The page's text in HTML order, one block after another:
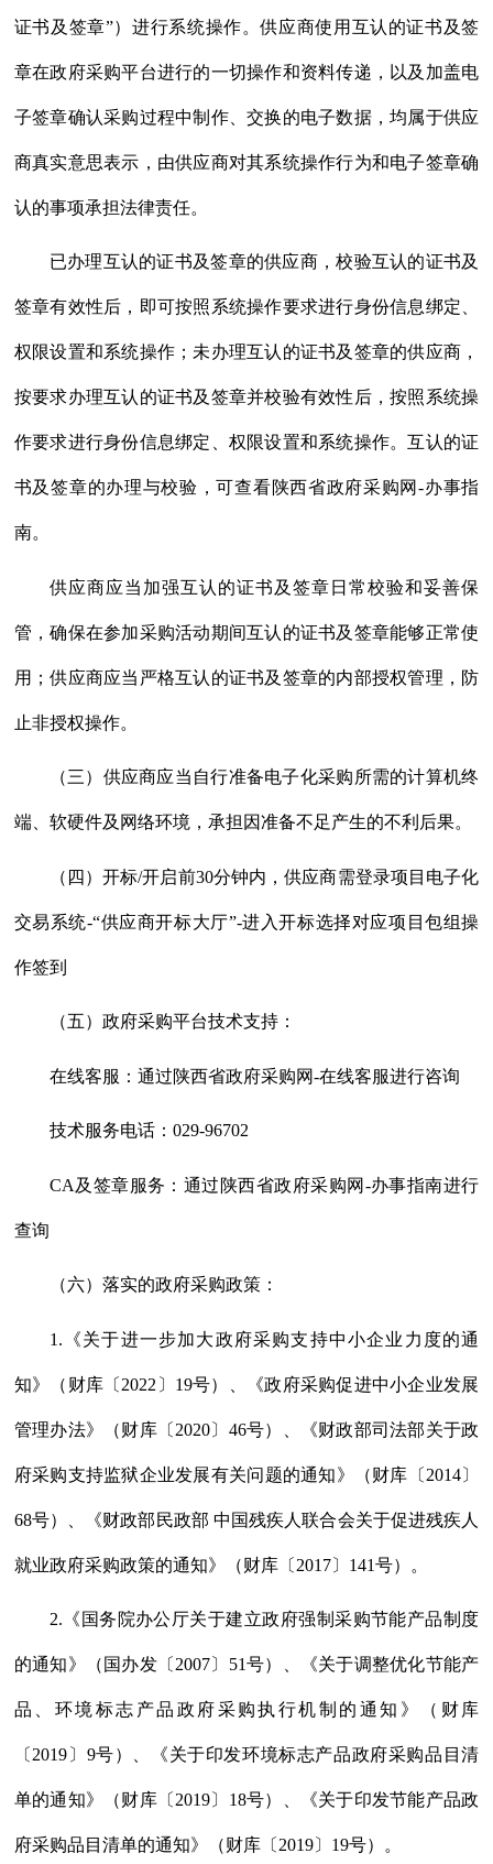
证书及签章”）进行系统操作。供应商使用互认的证书及签
章在政府采购平台进行的一切操作和资料传递，以及加盖电
子签章确认采购过程中制作、交换的电子数据，均属于供应
商真实意思表示，由供应商对其系统操作行为和电子签章确
认的事项承担法律责任。
已办理互认的证书及签章的供应商，校验互认的证书及
签章有效性后，即可按照系统操作要求进行身份信息绑定、
权限设置和系统操作；未办理互认的证书及签章的供应商，
按要求办理互认的证书及签章并校验有效性后，按照系统操
作要求进行身份信息绑定、权限设置和系统操作。互认的证
书及签章的办理与校验，可查看陕西省政府采购网-办事指
南。
供应商应当加强互认的证书及签章日常校验和妥善保
管，确保在参加采购活动期间互认的证书及签章能够正常使
用；供应商应当严格互认的证书及签章的内部授权管理，防
止非授权操作。
（三）供应商应当自行准备电子化采购所需的计算机终
端、软硬件及网络环境，承担因准备不足产生的不利后果。
（四）开标/开启前30分钟内，供应商需登录项目电子化
交易系统-“供应商开标大厅”-进入开标选择对应项目包组操
作签到
（五）政府采购平台技术支持：
在线客服：通过陕西省政府采购网-在线客服进行咨询
技术服务电话： 029-96702
CA及签章服务：通过陕西省政府采购网-办事指南进行
查询
（六）落实的政府采购政策：
1.《关于进一步加大政府采购支持中小企业力度的通
知》（财库〔2022〕19号）、《政府采购促进中小企业发展
管理办法》（财库〔2020〕46号）、《财政部司法部关于政
府采购支持监狱企业发展有关问题的通知》（财库〔2014〕
68号）、《财政部民政部 中国残疾人联合会关于促进残疾人
就业政府采购政策的通知》（财库〔2017〕141号）。
2.《国务院办公厅关于建立政府强制采购节能产品制度
的通知》（国办发〔2007〕51号）、《关于调整优化节能产
品、环境标志产品政府采购执行机制的通知》（财库
〔2019〕9号）、《关于印发环境标志产品政府采购品目清
单的通知》（财库〔2019〕18号）、《关于印发节能产品政
府采购品目清单的通知》（财库〔2019〕19号）。